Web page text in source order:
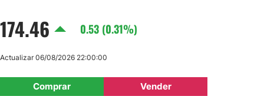
AUD/USD
174.46 0.53 (0.31%)
Comprar Vender
Actualizar 06/08/2026 22:00:00